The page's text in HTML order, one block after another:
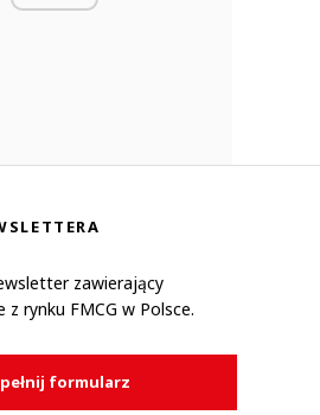
zawierający
rynku FMCG w Polsce.
formularz